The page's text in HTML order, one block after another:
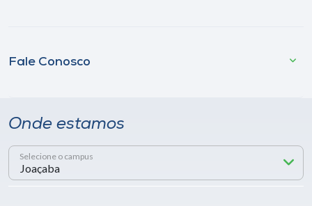
Fale Conosco
Onde estamos
Selecione o campus